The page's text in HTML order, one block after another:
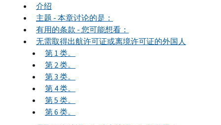
介绍
主题 - 本章讨论的是：
有用的条款 - 您可能想看：
无需取得出航许可证或离境许可证的外国人
第 1 类。
第 2 类。
第 3 类。
第 4 类。
第 5 类。
第 6 类。